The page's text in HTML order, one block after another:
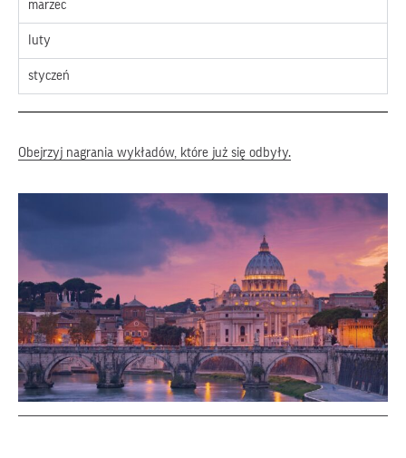
marzec
luty
styczeń
Obejrzyj nagrania wykładów, które już się odbyły.